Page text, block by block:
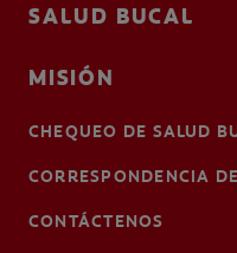
SALUD BUCAL
MISIÓN
CHEQUEO DE SALUD
CORRESPONDENCIA
CONTÁCTENOS